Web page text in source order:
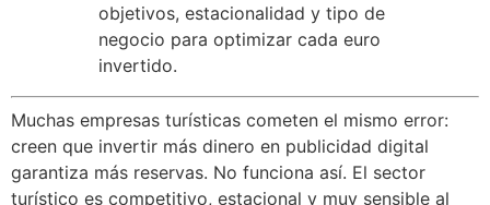
objetivos, estacionalidad y tipo de
negocio para optimizar cada euro
invertido.
Muchas empresas turísticas cometen el mismo error:
creen que invertir más dinero en publicidad digital
garantiza más reservas. No funciona así. El sector
turístico es competitivo, estacional y muy sensible al